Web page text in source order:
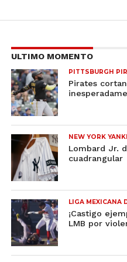
ULTIMO MOMENTO
PITTSBURGH
Pirates
NEW YORK
Lombard Jr.
cuadrangular
LIGA MEXICANA
¡Castigo
LMB por